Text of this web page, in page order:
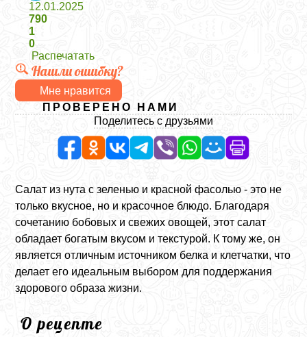
12.01.2025
790
1
0
Распечатать
Нашли ошибку?
Мне нравится
ПРОВЕРЕНО НАМИ
Поделитесь с друзьями
Салат из нута с зеленью и красной фасолью - это не
только вкусное, но и красочное блюдо. Благодаря
сочетанию бобовых и свежих овощей, этот салат
обладает богатым вкусом и текстурой. К тому же, он
является отличным источником белка и клетчатки, что
делает его идеальным выбором для поддержания
здорового образа жизни.
О рецепте